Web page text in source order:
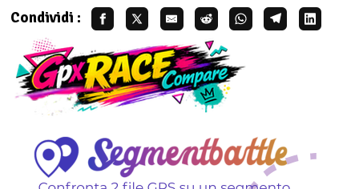
Condividi :